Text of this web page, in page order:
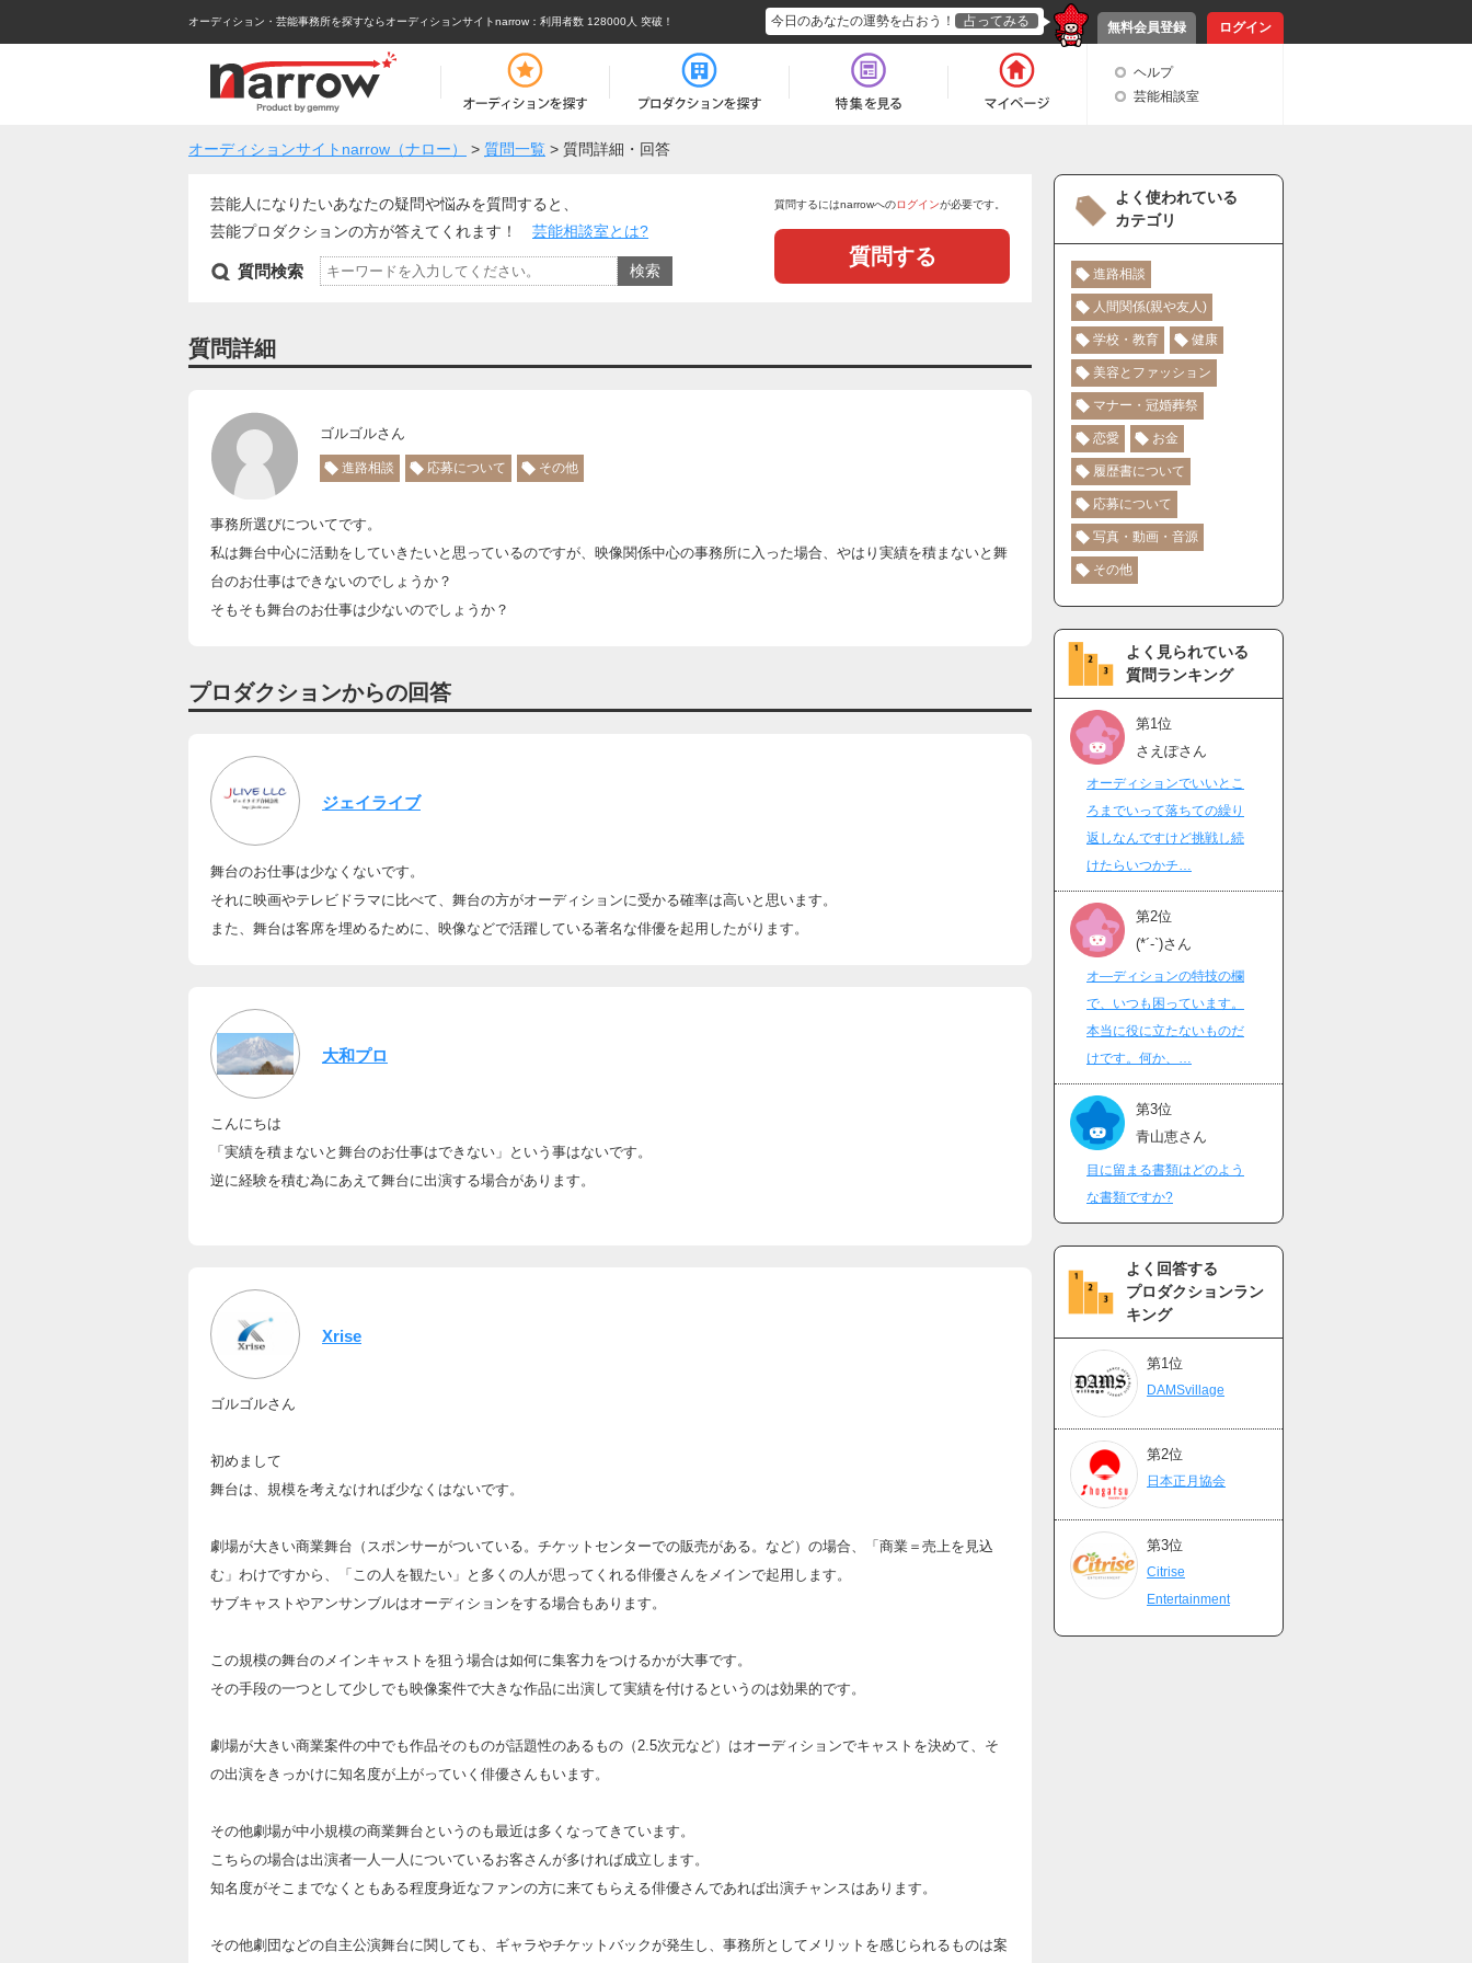
オーディション・芸能事務所を探すならオーディションサイトnarrow ：利用者数 128000人 突破！ 無料会員登録 ログイン
今日のあなたの運勢を占おう！ 占ってみる
ヘルプ
芸能相談室
オーディションサイトnarrow（ナロー） > 質問一覧 > 質問詳細・回答
芸能人になりたいあなたの疑問や悩みを質問すると、
芸能プロダクションの方が答えてくれます！ 芸能相談室とは?
質問検索
質問するにはnarrowへのログインが必要です。
質問する
質問詳細
ゴルゴルさん
進路相談 応募について その他
事務所選びについてです。
私は舞台中心に活動をしていきたいと思っているのですが、映像関係中心の事務所に入った場合、やはり実績を積まないと舞
台のお仕事はできないのでしょうか？
そもそも舞台のお仕事は少ないのでしょうか？
プロダクションからの回答
ジェイライブ
舞台のお仕事は少なくないです。
それに映画やテレビドラマに比べて、舞台の方がオーディションに受かる確率は高いと思います。
また、舞台は客席を埋めるために、映像などで活躍している著名な俳優を起用したがります。
大和プロ
こんにちは
「実績を積まないと舞台のお仕事はできない」という事はないです。
逆に経験を積む為にあえて舞台に出演する場合があります。
Xrise
ゴルゴルさん
初めまして
舞台は、規模を考えなければ少なくはないです。
劇場が大きい商業舞台（スポンサーがついている。チケットセンターでの販売がある。など）の場合、「商業＝売上を見込
む」わけですから、「この人を観たい」と多くの人が思ってくれる俳優さんをメインで起用します。
サブキャストやアンサンブルはオーディションをする場合もあります。
この規模の舞台のメインキャストを狙う場合は如何に集客力をつけるかが大事です。
その手段の一つとして少しでも映像案件で大きな作品に出演して実績を付けるというのは効果的です。
劇場が大きい商業案件の中でも作品そのものが話題性のあるもの（2.5次元など）はオーディションでキャストを決めて、そ
の出演をきっかけに知名度が上がっていく俳優さんもいます。
その他劇場が中小規模の商業舞台というのも最近は多くなってきています。
こちらの場合は出演者一人一人についているお客さんが多ければ成立します。
知名度がそこまでなくともある程度身近なファンの方に来てもらえる俳優さんであれば出演チャンスはあります。
その他劇団などの自主公演舞台に関しても、ギャラやチケットバックが発生し、事務所としてメリットを感じられるものは案
よく使われている
カテゴリ
進路相談
人間関係(親や友人)
学校・教育 健康
美容とファッション
マナー・冠婚葬祭
恋愛 お金
履歴書について
応募について
写真・動画・音源
その他
よく見られている
質問ランキング
第1位
さえぽさん
オーディションでいいとこ
ろまでいって落ちての繰り
返しなんですけど挑戦し続
けたらいつかチ…
第2位
(*´-`)さん
オ―ディションの特技の欄
で、いつも困っています。
本当に役に立たないものだ
けです。何か、…
第3位
青山恵さん
目に留まる書類はどのよう
な書類ですか?
よく回答する
プロダクションラン
キング
第1位
DAMSvillage
第2位
日本正月協会
第3位
Citrise
Entertainment